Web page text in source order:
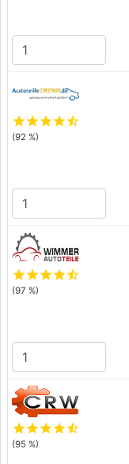
starstarstarstarstar_half
(92 %)
starstarstarstarstar_half
(97 %)
starstarstarstarstar_half
(95 %)